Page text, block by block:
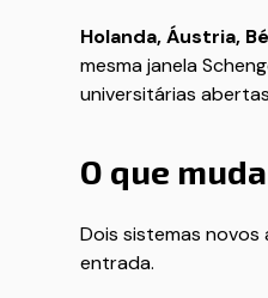
Holanda, Áustria,
mesma janela
universitárias
O que
Dois sistemas
entrada.